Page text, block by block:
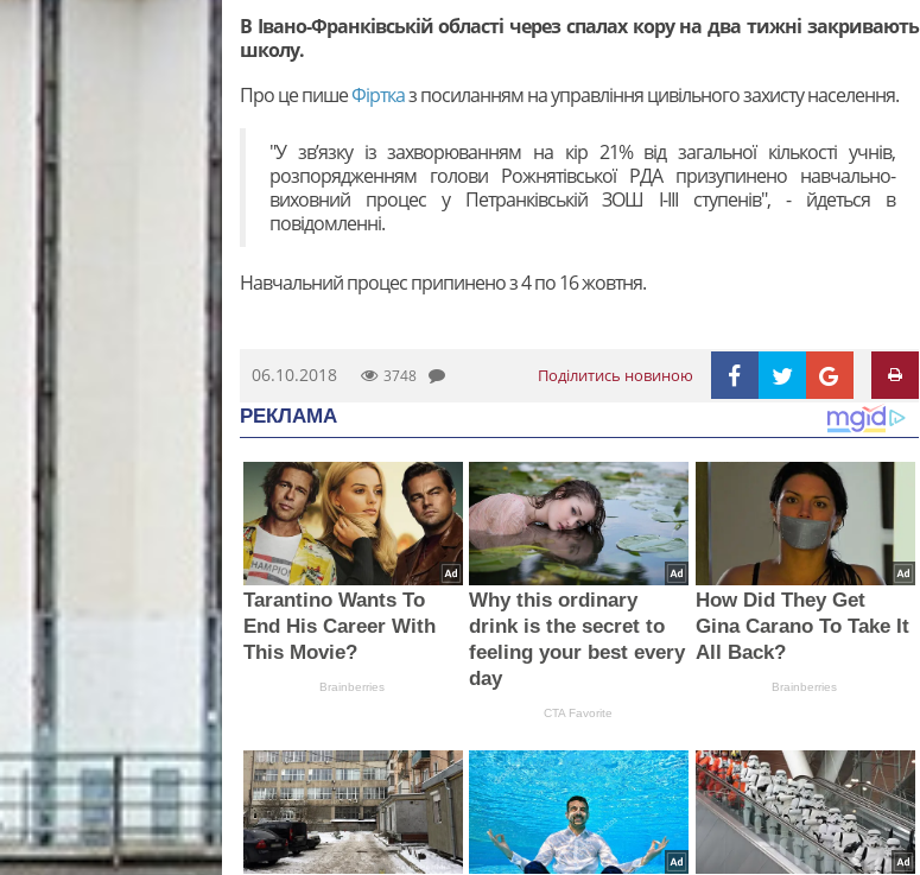
В Івано-Франківській області через спалах кору на два тижні закривають
школу.
Про це пишеФіртказ посиланням на управління цивільного захисту населення.
"У зв’язку із захворюванням на кір 21% від загальної кількості учнів,
розпорядженням голови Рожнятівської РДА призупинено навчально-
виховний процес у Петранківській ЗОШ І-ІІІ ступенів", - йдеться в
повідомленні.
Навчальний процес припинено з 4 по 16 жовтня.
06.10.2018 3748 Поділитись новиною
РЕКЛАМА
Tarantino Wants To
End His Career With
This Movie?
Brainberries
Why this ordinary
drink is the secret to
feeling your best every
day
CTA Favorite
How Did They Get
Gina Carano To Take It
All Back?
Brainberries